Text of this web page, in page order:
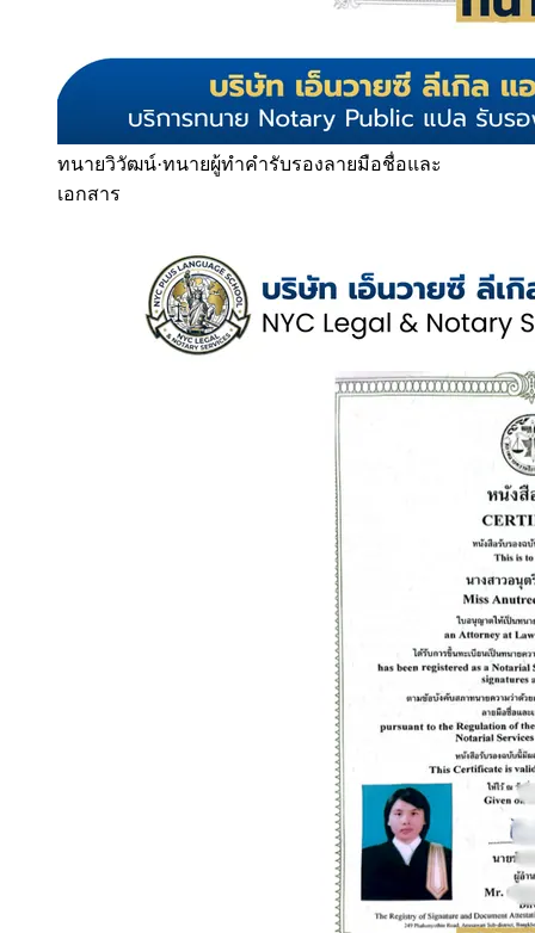
ทนายวิวัฒน์·ทนายผู้ทำคำรับรองลายมือชื่อและ
เอกสาร